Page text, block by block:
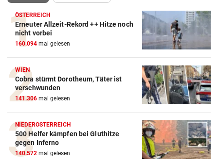
ÖSTERREICH
Erneuter Allzeit-Rekord ++ Hitze noch
nicht vorbei
160.094 mal gelesen
WIEN
Cobra stürmt Dorotheum, Täter ist
verschwunden
141.306 mal gelesen
NIEDERÖSTERREICH
500 Helfer kämpfen bei Gluthitze
gegen Inferno
140.572 mal gelesen